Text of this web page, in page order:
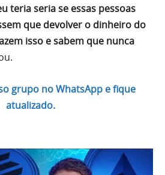
teria seria se essas pessoas
que devolver o dinheiro do
isso e sabem que nunca
grupo no WhatsApp e fique
atualizado.